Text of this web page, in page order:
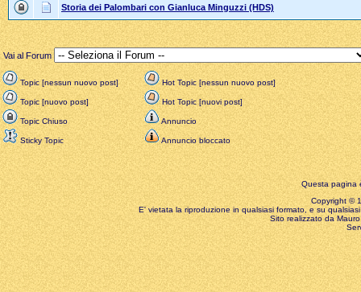
Storia dei Palombari con Gianluca Minguzzi (HDS)
Vai al Forum
Topic [nessun nuovo post] Hot Topic [nessun nuovo post]
Topic [nuovo post] Hot Topic [nuovi post]
Topic Chiuso Annuncio
Sticky Topic Annuncio bloccato
Questa pagina
Copyright ©
E' vietata la riproduzione in qualsiasi formato, e su
Sito realizzato da